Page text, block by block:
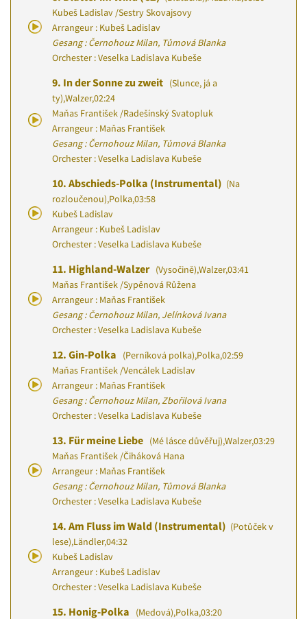
Kubeš Ladislav /Sestry Skovajsovy
Arrangeur : Kubeš Ladislav
Gesang : Černohouz Milan, Tůmová Blanka
Orchester : Veselka Ladislava Kubeše
9. In der Sonne zu zweit (Slunce, já a
ty),Walzer,02:24
Maňas František /Radešínský Svatopluk
Arrangeur : Maňas František
Gesang : Černohouz Milan, Tůmová Blanka
Orchester : Veselka Ladislava Kubeše
10. Abschieds-Polka (Instrumental) (Na
rozloučenou),Polka,03:58
Kubeš Ladislav
Arrangeur : Kubeš Ladislav
Orchester : Veselka Ladislava Kubeše
11. Highland-Walzer (Vysočině),Walzer,03:41
Maňas František /Sypěnová Růžena
Arrangeur : Maňas František
Gesang : Černohouz Milan, Jelínková Ivana
Orchester : Veselka Ladislava Kubeše
12. Gin-Polka (Perníková polka),Polka,02:59
Maňas František /Vencálek Ladislav
Arrangeur : Maňas František
Gesang : Černohouz Milan, Zbořilová Ivana
Orchester : Veselka Ladislava Kubeše
13. Für meine Liebe (Mé lásce důvěřuj),Walzer,03:29
Maňas František /Čiháková Hana
Arrangeur : Maňas František
Gesang : Černohouz Milan, Tůmová Blanka
Orchester : Veselka Ladislava Kubeše
14. Am Fluss im Wald (Instrumental) (Potůček v
lese),Ländler,04:32
Kubeš Ladislav
Arrangeur : Kubeš Ladislav
Orchester : Veselka Ladislava Kubeše
15. Honig-Polka (Medová),Polka,03:20